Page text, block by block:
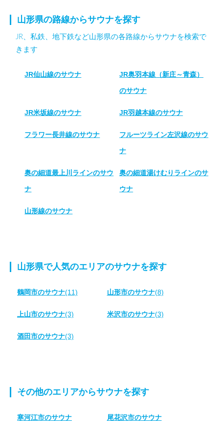
山形県の路線からサウナを探す
JR、私鉄、地下鉄など山形県の各路線からサウナを検索で
きます
JR仙山線のサウナ JR奥羽本線（新庄～青森）
のサウナ
JR米坂線のサウナ JR羽越本線のサウナ
フラワー長井線のサウナ フルーツライン左沢線のサウ
ナ
奥の細道最上川ラインのサウ
ナ
奥の細道湯けむりラインのサ
ウナ
山形線のサウナ
山形県で人気のエリアのサウナを探す
鶴岡市のサウナ(11) 山形市のサウナ(8)
上山市のサウナ(3) 米沢市のサウナ(3)
酒田市のサウナ(3)
その他のエリアからサウナを探す
寒河江市のサウナ 尾花沢市のサウナ